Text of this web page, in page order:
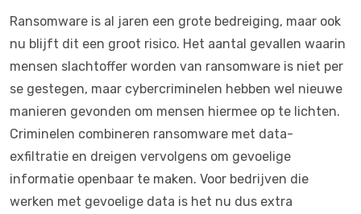
Ransomware is al jaren een grote bedreiging, maar ook
nu blijft dit een groot risico. Het aantal gevallen waarin
mensen slachtoffer worden van ransomware is niet per
se gestegen, maar cybercriminelen hebben wel nieuwe
manieren gevonden om mensen hiermee op te lichten.
Criminelen combineren ransomware met data-
exfiltratie en dreigen vervolgens om gevoelige
informatie openbaar te maken. Voor bedrijven die
werken met gevoelige data is het nu dus extra